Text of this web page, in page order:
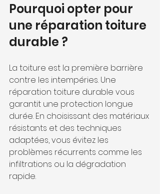
Pourquoi opter pour
une réparation toiture
durable ?
La toiture est la première barrière
contre les intempéries. Une
réparation toiture durable vous
garantit une protection longue
durée. En choisissant des matériaux
résistants et des techniques
adaptées, vous évitez les
problèmes récurrents comme les
infiltrations ou la dégradation
rapide.